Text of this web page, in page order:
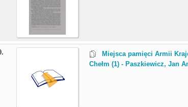
Miejsca pamięci Armii
Chełm (1) - Paszkiewicz, Jan